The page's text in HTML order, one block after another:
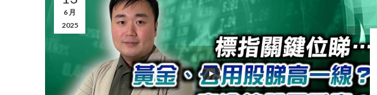
6 月
2025